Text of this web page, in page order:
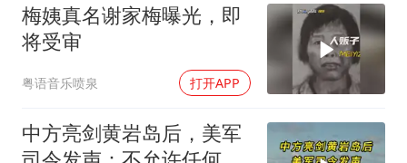
方桃子代言广告视频已下架
上海大部迎大暴雨
外国游客的“中国游三件套”火了
一周大涨超7% 金价为何突然上涨
梅姨真名谢家梅曝光，即
将受审
粤语音乐喷泉 打开APP
中方亮剑黄岩岛后，美军